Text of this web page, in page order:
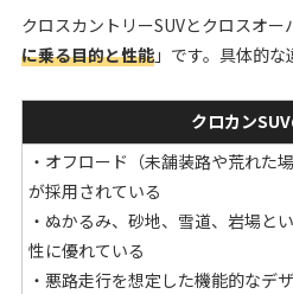
クロスカントリーSUVとクロスオ
に乗る目的と性能」です。具体的な
クロカン
・オフロード（未舗装路や荒れた
が採用されている
・ぬかるみ、砂地、雪道、岩場と
性に優れている
・悪路走行を想定した機能的なデ